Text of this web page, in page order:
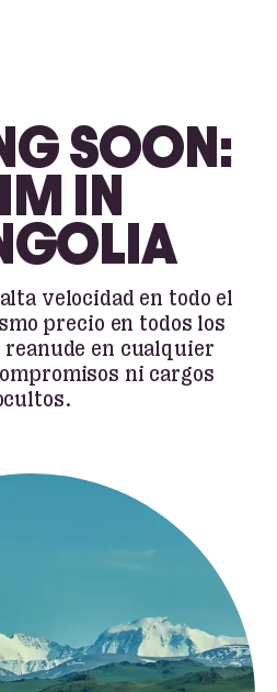
SOON:
IN
velocidad en todo el
precio en todos los
reanude en cualquier
ni cargos